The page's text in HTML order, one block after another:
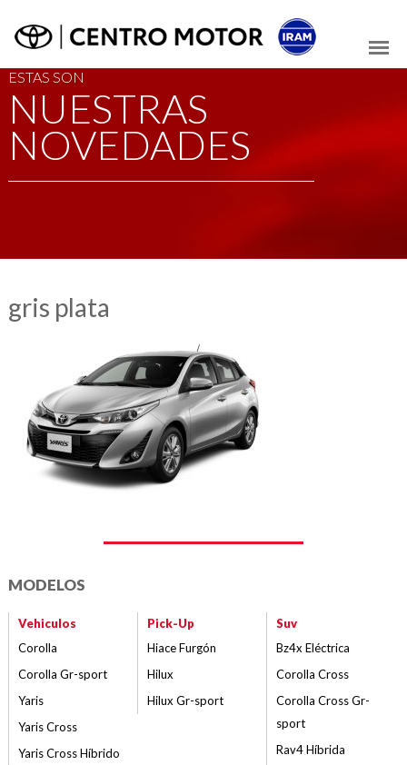
ESTAS SON
NUESTRAS
NOVEDADES
gris plata
MODELOS
Vehiculos
Corolla
Corolla Gr-sport
Yaris
Yaris Cross
Yaris Cross Híbrido
Pick-Up
Hiace Furgón
Hilux
Hilux Gr-sport
Suv
Bz4x Eléctrica
Corolla Cross
Corolla Cross Gr-
sport
Rav4 Híbrida